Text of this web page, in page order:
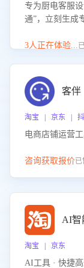
专为厨电客服
通”，立刻生成
实场景应对技
3人正在体验...
客伴
淘宝 | 京东 |
电商店铺运营
咨询获取报价已
AI智
淘宝 | 京东
AI工具 · 快捷